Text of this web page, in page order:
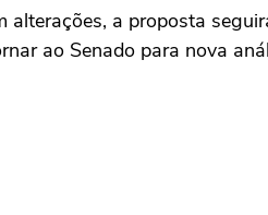
alterações, a proposta
ao Senado para nova